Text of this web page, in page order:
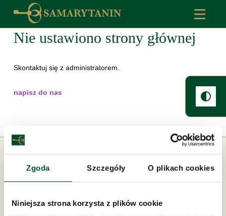
Zgoda Szczegóły O plikach cookies
Niniejsza strona korzysta z plików cookie
Nie ustawiono strony głównej
Skontaktuj się z administratorem.
napisz do nas